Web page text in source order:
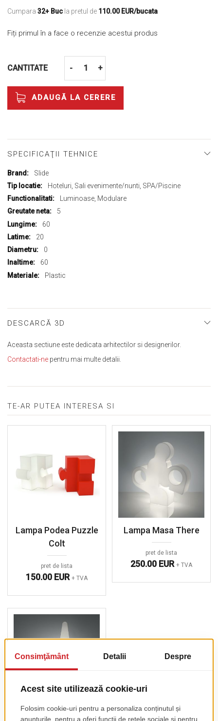
Cumpara 32+ Buc la pretul de 110.00 EUR/bucata
Fiți primul în a face o recenzie acestui produs
CANTITATE - +
ADAUGĂ LA CERERE
SPECIFICAŢII TEHNICE
Mai
multe
Slide
Hoteluri, Sali evenimente/nunti, SPA/Piscine
Luminoase, Modulare
5
60
20
0
60
Plastic
DESCARCĂ 3D
Aceasta sectiune este dedicata arhitectilor si designerilor.
Contactati-ne pentru mai multe detalii.
TE-AR PUTEA INTERESA SI
Lampa Podea Puzzle
Colt
pret de lista
150.00 EUR + TVA
Lampa Masa There
pret de lista
250.00 EUR + TVA
Lampa Cono